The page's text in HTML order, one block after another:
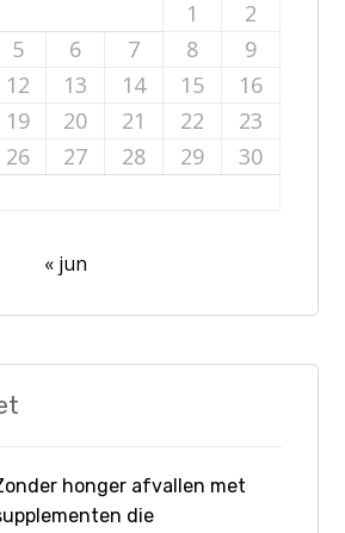
1
2
5 6 7 8
9
12 13 14 15
16
19 20 21 22
23
26 27 28 29
30
« jun
honger afvallen met
die